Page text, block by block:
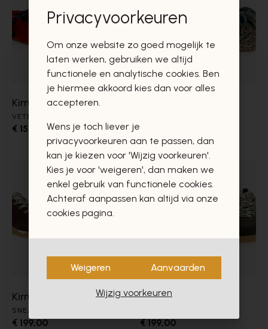
Kirruna
VETERSCHOENEN
€ 159,00
Kirruna
SNEAKERS
€ 199,00
Kirruna
€ 199,00
Privacyvoorkeuren
Om onze website zo goed mogelijk te
laten werken, gebruiken we altijd
functionele en analytische cookies. Ben
je hiermee akkoord kies dan voor alles
accepteren.
Wens je toch liever je
privacyvoorkeuren aan te passen, dan
kan je kiezen voor 'Wijzig voorkeuren'.
Kies je voor 'weigeren', dan maken we
enkel gebruik van functionele cookies.
Achteraf aanpassen kan altijd via onze
cookies pagina.
Weigeren Aanvaarden
Wijzig voorkeuren